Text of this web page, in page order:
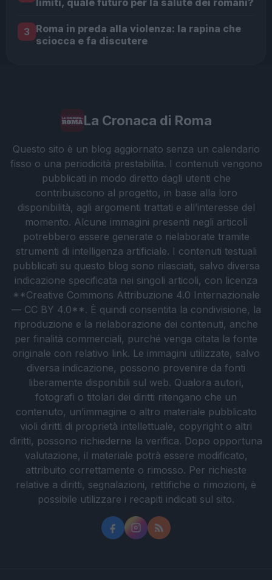
3 Roma in preda alla violenza: la rapina che
sciocca e fa discutere
La Cronaca di Roma
Questo sito è un blog aggiornato senza un calendario
fisso o una periodicità prestabilita. I contenuti vengono
pubblicati in modo diretto dagli utenti che
contribuiscono al progetto, in base alla loro
disponibilità, agli argomenti trattati e all’interesse del
momento. Alcune immagini presenti negli articoli
potrebbero essere generate o rielaborate tramite
strumenti di intelligenza artificiale. I contenuti testuali
pubblicati su questo blog sono rilasciati, salvo diversa
indicazione specificata nei singoli articoli, con licenza
**Creative Commons Attribuzione 4.0 Internazionale
— CC BY 4.0**. È quindi consentita la condivisione, la
riproduzione e la rielaborazione dei contenuti, anche
per finalità commerciali, purché venga citata la fonte
originale con relativo link. Le immagini utilizzate, salvo
diversa indicazione, possono provenire da fonti
liberamente disponibili sul web. Qualora autori,
fotografi o titolari dei diritti ritengano che un
contenuto, un’immagine o altro materiale pubblicato
violi diritti di proprietà intellettuale, copyright o altri
diritti, possono richiederne la verifica. Dopo opportuna
valutazione, il materiale potrà essere modificato,
attribuito correttamente o rimosso. Per richieste
relative a diritti, segnalazioni, rettifiche o rimozioni, è
possibile utilizzare i recapiti indicati sul sito.